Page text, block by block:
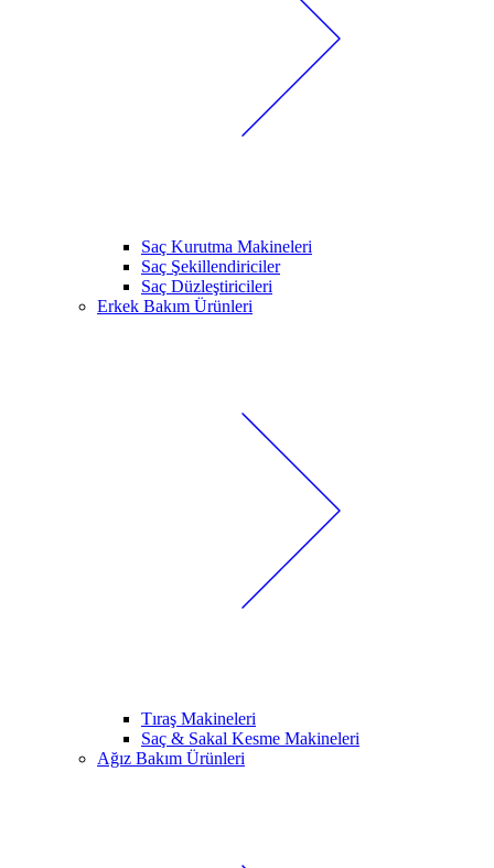
Saç Kurutma Makineleri
Saç Şekillendiriciler
Saç Düzleştiricileri
Erkek Bakım Ürünleri
Tıraş Makineleri
Saç & Sakal Kesme Makineleri
Ağız Bakım Ürünleri